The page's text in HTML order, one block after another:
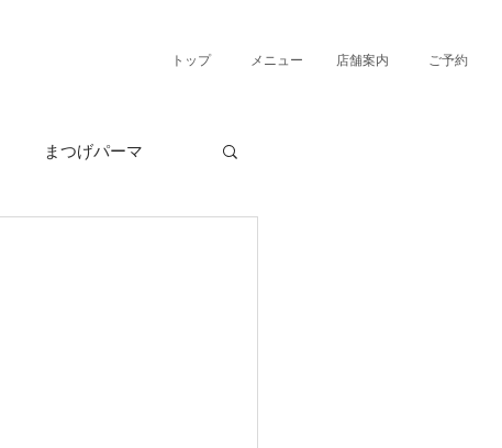
トップ メニュー 店舗案内 ご予約
まつげパーマ